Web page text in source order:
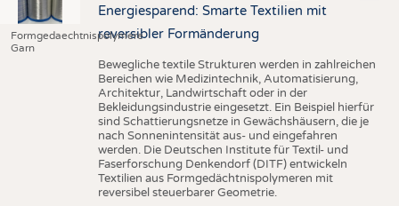
Formgedaechtnispolymere
Garn
Energiesparend: Smarte Textilien mit
reversibler Formänderung
Bewegliche textile Strukturen werden in zahlreichen
Bereichen wie Medizintechnik, Automatisierung,
Architektur, Landwirtschaft oder in der
Bekleidungsindustrie eingesetzt. Ein Beispiel hierfür
sind Schattierungsnetze in Gewächshäusern, die je
nach Sonnenintensität aus- und eingefahren
werden. Die Deutschen Institute für Textil- und
Faserforschung Denkendorf (DITF) entwickeln
Textilien aus Formgedächtnispolymeren mit
reversibel steuerbarer Geometrie.